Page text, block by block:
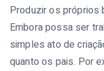
Produzir os próprios
Embora possa ser
simples ato de
quanto os pais. Por